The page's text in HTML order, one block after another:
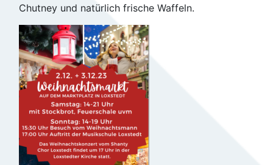
Chutney und natürlich frische Waffeln.